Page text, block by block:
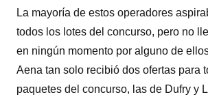
La mayoría de estos operadores
todos los lotes del concurso, pero no
en ningún momento por alguno de
Aena tan solo recibió dos ofertas para
paquetes del concurso, las de Dufry y